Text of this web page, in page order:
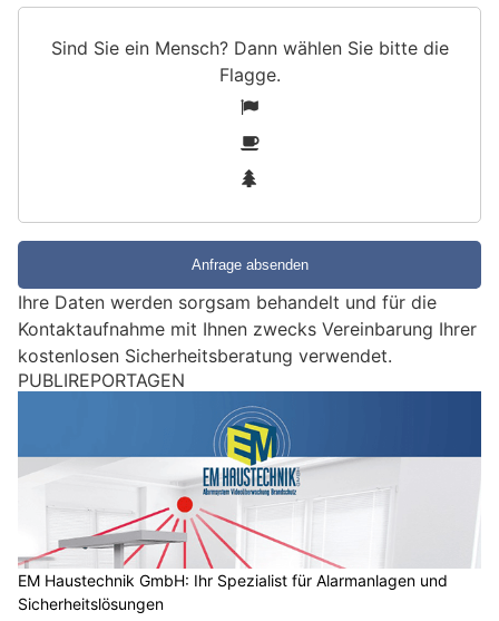
Sind Sie ein Mensch? Dann wählen Sie bitte die
Flagge.
e
i
n
M
e
c
h
D
a
n
Ihre Daten werden sorgsam behandelt und für die
Kontaktaufnahme mit Ihnen zwecks Vereinbarung Ihrer
kostenlosen Sicherheitsberatung verwendet.
PUBLIREPORTAGEN
EM Haustechnik GmbH: Ihr Spezialist für Alarmanlagen und
Sicherheitslösungen